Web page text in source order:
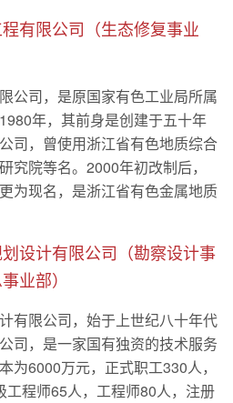
程有限公司（生态修复事业
公司，是原国家有色工业局所属
年，其前身是创建于五十年
司，曾使用浙江省有色地质综合
究院等名。2000年初改制后，
为现名，是浙江省有色金属地质
划设计有限公司（勘察设计事
业部）
有限公司，始于上世纪八十年代
司，是一家国有独资的技术服务
为6000万元，正式职工330人，
程师65人，工程师80人，注册